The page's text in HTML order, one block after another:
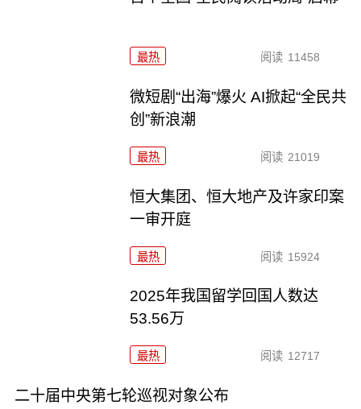
最热 阅读 11458
微短剧“出海”爆火 AI掀起“全民共
创”新浪潮
最热 阅读 21019
恒大集团、恒大地产及许家印案
一审开庭
最热 阅读 15924
2025年我国留学回国人数达
53.56万
最热 阅读 12717
二十届中央第七轮巡视对象公布